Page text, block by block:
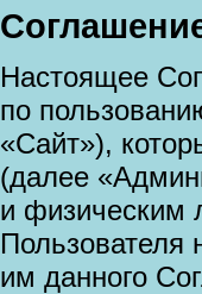
Настоящее
по
«Сайт»),
(далее
и физическим
Пользователя
им данного